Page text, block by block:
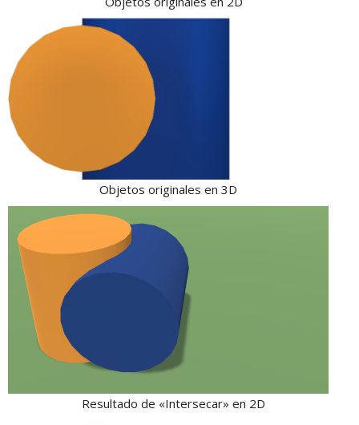
Objetos originales en 3D
Resultado de «Intersecar» en 2D